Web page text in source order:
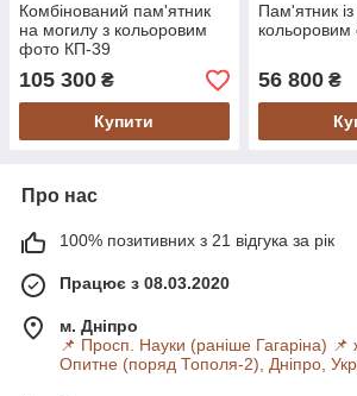
Комбінований пам'ятник
на могилу з кольоровим
фото КП-39
105 300 ₴
Купити
Пам'ятник із
56 800₴
Про нас
100% позитивних з 21 відгука за рік
Працює з 08.03.2020
м. Дніпро
📌 Просп. Науки (раніше Гагаріна)
Опитне (поряд Тополя-2), Дніпро,